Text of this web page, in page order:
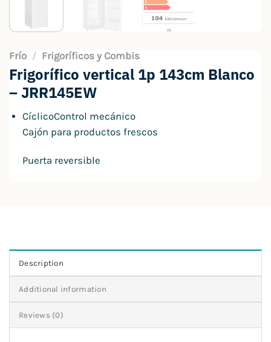
Frío / Frigoríficos y Combis
Frigorífico vertical 1p 143cm Blanco
– JRR145EW
CíclicoControl mecánico
Cajón para productos frescos
Puerta reversible
Description
Additional information
Reviews (0)